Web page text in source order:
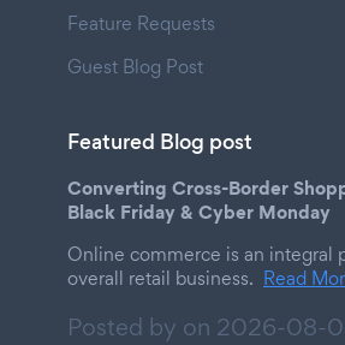
Feature Requests
Guest Blog Post
Featured Blog post
Converting Cross-Border
Black Friday & Cyber Monday
Online commerce is an integral
overall retail business. Read
Posted by on 2026-08-